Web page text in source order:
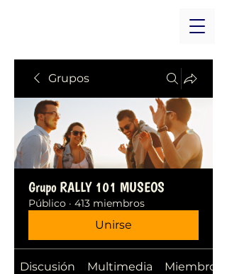
Grupos
Grupo RALLY 101 MUSEOS
Público · 413 miembros
Unirse
Discusión Multimedia Miembros